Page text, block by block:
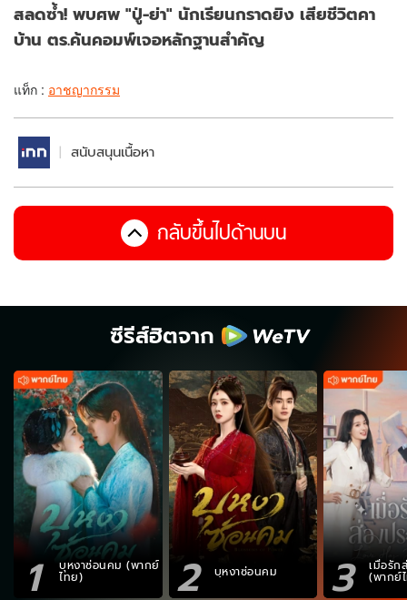
สลดซ้ำ! พบศพ "ปู่-ย่า" นักเรียนกราดยิง เสียชีวิตคา
บ้าน ตร.ค้นคอมพ์เจอหลักฐานสำคัญ
แท็ก : อาชญากรรม
สนับสนุนเนื้อหา
กลับขึ้นไปด้านบน
ซีรีส์ฮิตจาก
1 บุหงาซ่อนคม (พากย์
ไทย) 2 บุหงาซ่อนคม 3 เมื่อรัก
(พากย์